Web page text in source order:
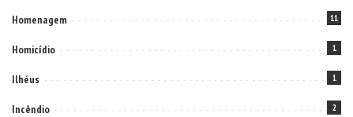
Homenagem 11
Homicídio 1
Ilhéus 1
Incêndio 2